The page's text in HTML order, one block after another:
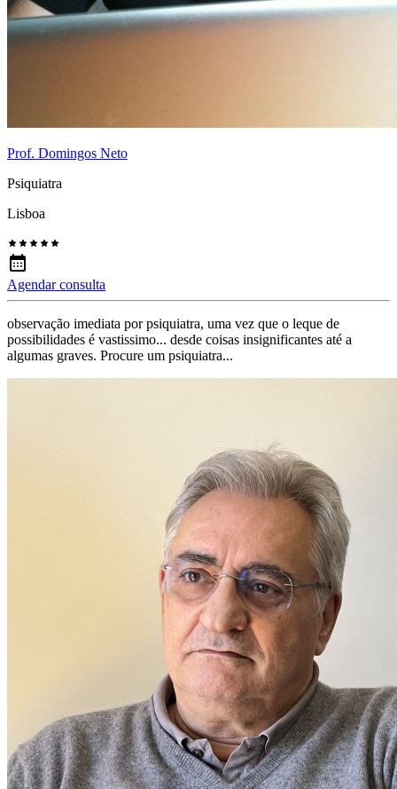
Prof. Domingos Neto
Psiquiatra
Lisboa
Agendar consulta
observação imediata por psiquiatra, uma vez que o leque de
possibilidades é vastissimo... desde coisas insignificantes até a
algumas graves. Procure um psiquiatra...